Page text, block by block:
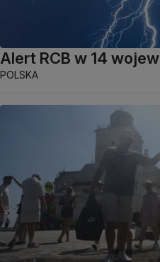
Alert RCB w 14
POLSKA